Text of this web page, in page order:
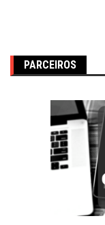
PARCEIROS